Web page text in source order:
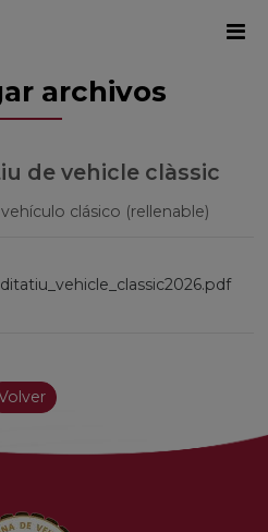
archivos
de vehicle clàssic
clásico (rellenable)